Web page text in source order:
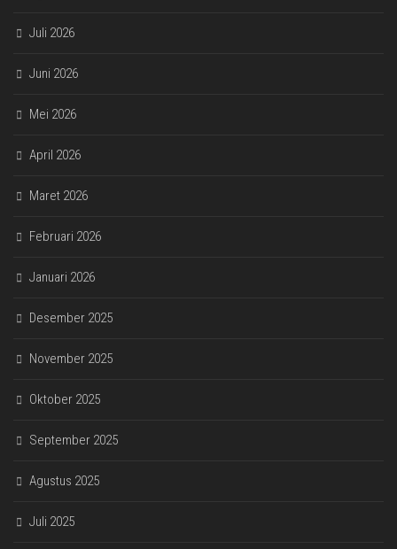
Juli 2026
Juni 2026
Mei 2026
April 2026
Maret 2026
Februari 2026
Januari 2026
Desember 2025
November 2025
Oktober 2025
September 2025
Agustus 2025
Juli 2025